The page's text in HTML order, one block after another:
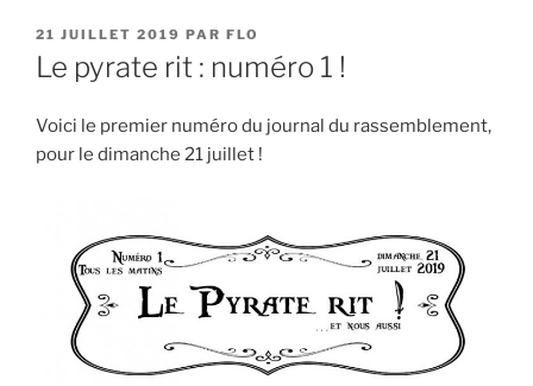
PUBLIÉ
LE
21 JUILLET 2019 PAR FLO
Le pyrate rit : numéro 1 !
Voici le premier numéro du journal du rassemblement,
pour le dimanche 21 juillet !